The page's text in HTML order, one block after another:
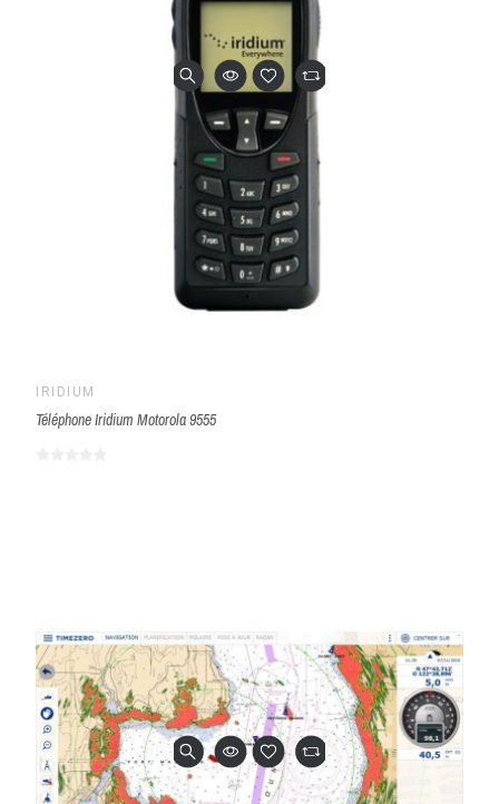
IRIDIUM
Téléphone Iridium Motorola 9555